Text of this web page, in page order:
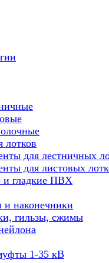
лотков
для лестничных
для листовых
и гладкие ПВХ
и наконечники
гильзы, сжимы
1-35 кВ